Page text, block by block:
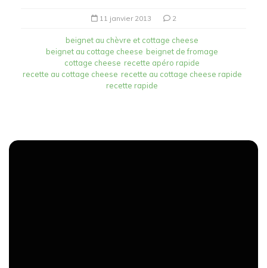
11 janvier 2013 2
beignet au chèvre et cottage cheese
beignet au cottage cheese beignet de fromage
cottage cheese recette apéro rapide
recette au cottage cheese recette au cottage cheese rapide
recette rapide